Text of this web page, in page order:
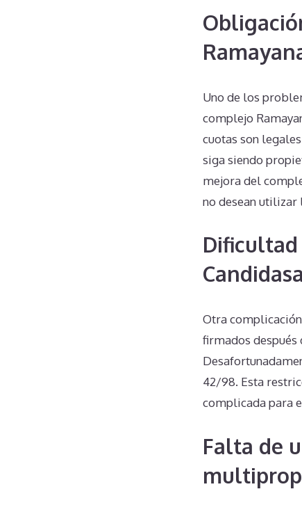
Uno de los
complejo
cuotas son
siga siendo
mejora del
no desean utilizar
Candidasa
Otra
firmados después
42/98. Esta
complicada para
Falta de